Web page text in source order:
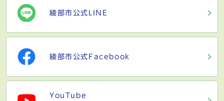
綾部市公式LINE
綾部市公式Facebook
YouTube